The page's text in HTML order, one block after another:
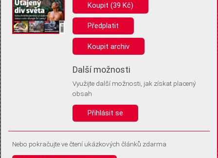
Pro základní fungování webu nepotřebujeme ukládat žádné informace
(tzv. cookies apod.). Rádi bychom vás ale požádali o souhlas s
uložením volitelných informací:
Anonymní unikátní ID
Díky němu příště poznáme, že se jedná o stejné zařízení, a
Identifikátor je zcela anonymní.
Vaše souhlasy a odmítnutí si ukládáme do vašeho zařízení, abychom se
vás už příště znovu neptali. Můžete je kdykoli později upravit ve Správě
Koupit (39 Kč)
Předplatit
Koupit archiv
Další možnosti
Využijte další možnosti, jak získat placený
obsah
Přihlásit se
Nebo pokračujte ve čtení ukázkových článků zdarma